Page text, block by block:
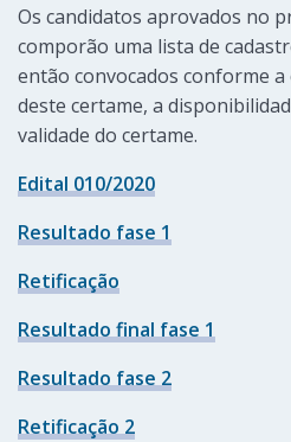
Os candidatos aprovados no
comporão uma lista de
então convocados conforme
deste certame, a
validade do certame.
Edital 010/2020
Resultado fase 1
Retificação
Resultado final fase 1
Resultado fase 2
Retificação 2